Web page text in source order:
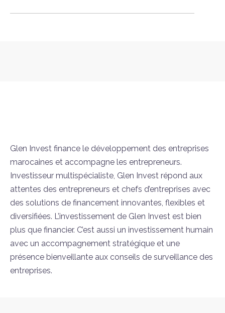
Glen Invest finance le développement des entreprises
marocaines et accompagne les entrepreneurs.
Investisseur multispécialiste, Glen Invest répond aux
attentes des entrepreneurs et chefs d’entreprises avec
des solutions de financement innovantes, flexibles et
diversifiées. L’investissement de Glen Invest est bien
plus que financier. C’est aussi un investissement humain
avec un accompagnement stratégique et une
présence bienveillante aux conseils de surveillance des
entreprises.